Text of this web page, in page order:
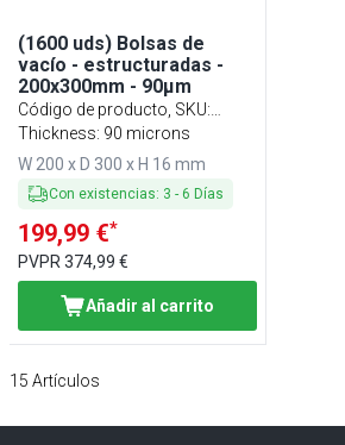
(1600 uds) Bolsas de
vacío - estructuradas -
200x300mm - 90µm
Código de producto, SKU:
VBSO2030-90
Thickness: 90 microns
W 200 x D 300 x H 16 mm
Con existencias: 3 - 6 Días
199,99 €*
PVPR374,99 €
Añadir al carrito
15 Artículos